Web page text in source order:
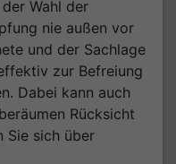
Wahl der
nie außen vor
und der Sachlage
zur Befreiung
Dabei kann auch
Rücksicht
Sie sich über